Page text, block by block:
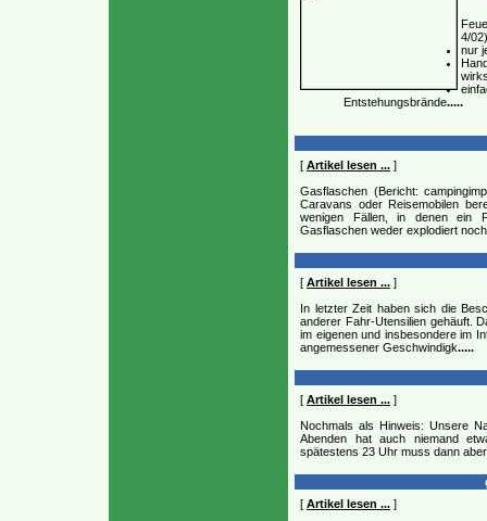
4/02)
nur
Entstehungsbrände.....
[ Artikel lesen ... ]
Gasflaschen (Bericht:
Caravans oder Reisemobilen
wenigen Fällen, in denen ein
Gasflaschen weder explodiert
[ Artikel lesen ... ]
In letzter Zeit haben sich die
anderer Fahr-Utensilien gehäuft.
im eigenen und insbesondere im
angemessener Geschwindigk.....
[ Artikel lesen ... ]
Nochmals als Hinweis: Unsere
Abenden hat auch niemand
spätestens 23 Uhr muss dann
[ Artikel lesen ... ]